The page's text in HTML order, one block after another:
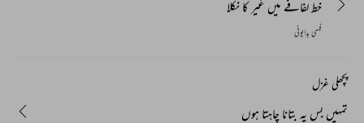
خط لفافے میں غیر کا نکلا
فہمی بدایونی
پچھلی غزل
تمہیں بس یہ بتانا چاہتا ہوں